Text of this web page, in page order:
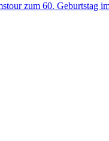
zum 60. Geburtstag